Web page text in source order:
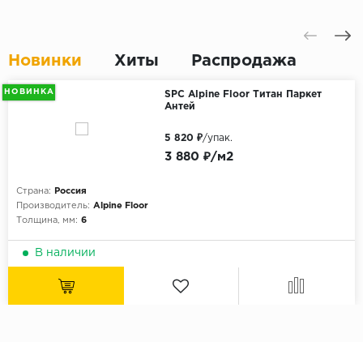
Новинки Хиты Распродажа
НОВИНКА
SPC Alpine Floor Титан Паркет
Антей
Страна:
Россия
Производитель: Alpine Floor
Толщина, мм: 6
3 880 ₽/м2
5 820 ₽/упак.
В наличии